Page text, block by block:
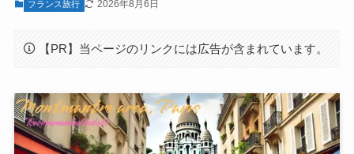
フランス旅行 2026年8月6日
【PR】当ページのリンクには広告が含まれています。